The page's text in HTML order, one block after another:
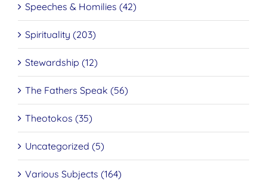
Speeches & Homilies (42)
Spirituality (203)
Stewardship (12)
The Fathers Speak (56)
Theotokos (35)
Uncategorized (5)
Various Subjects (164)